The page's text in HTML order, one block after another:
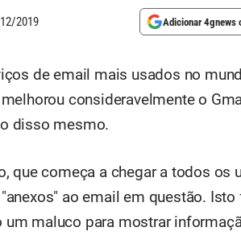
2019 Adicionar 4gnews
de email mais usados no
consideravelmente o
disso mesmo.
que começa a chegar a todos os
ao email em questão.
um maluco para mostrar